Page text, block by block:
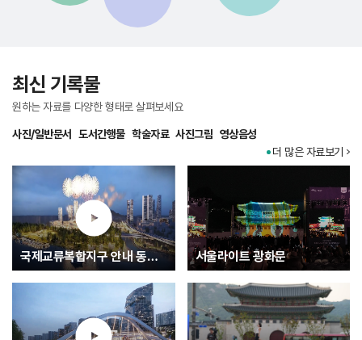
최신 기록물
원하는 자료를 다양한 형태로 살펴보세요
더 많은 자료보기
사진/일반문서 도서간행물 학술자료 사진그림 영상음성
국제교류복합지구 안내 동영상 서울라이트 광화문